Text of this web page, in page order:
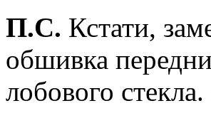
П.С. Кстати,
обшивка
лобового